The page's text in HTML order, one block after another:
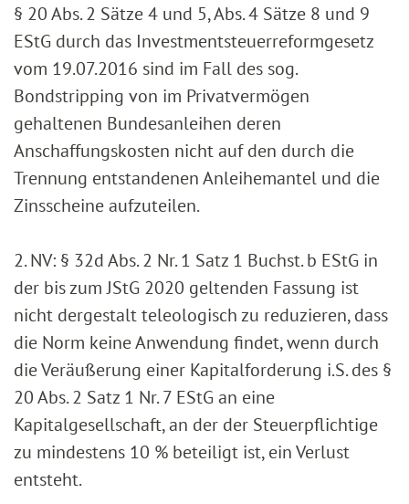
§ 20 Abs. 2 Sätze 4 und 5, Abs. 4 Sätze 8 und 9
EStG durch das Investmentsteuerreformgesetz
vom 19.07.2016 sind im Fall des sog.
Bondstripping von im Privatvermögen
gehaltenen Bundesanleihen deren
Anschaffungskosten nicht auf den durch die
Trennung entstandenen Anleihemantel und die
Zinsscheine aufzuteilen.
2. NV: § 32d Abs. 2 Nr. 1 Satz 1 Buchst. b EStG in
der bis zum JStG 2020 geltenden Fassung ist
nicht dergestalt teleologisch zu reduzieren, dass
die Norm keine Anwendung findet, wenn durch
die Veräußerung einer Kapitalforderung i.S. des §
20 Abs. 2 Satz 1 Nr. 7 EStG an eine
Kapitalgesellschaft, an der der Steuerpflichtige
zu mindestens 10 % beteiligt ist, ein Verlust
entsteht.